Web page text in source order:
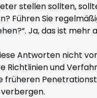
stellen sollten,
Führen Sie
Ja, das ist mehr
Antworten nicht
Richtlinien und
früheren